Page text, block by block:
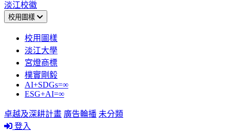
淡江校徽
校用圖樣
校用圖樣
淡江大學
宮燈商標
樸實剛毅
AI+SDGs=∞
ESG+AI=∞
卓越及深耕計畫 廣告輪播 未分類
登入